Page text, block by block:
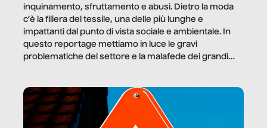
inquinamento, sfruttamento e abusi. Dietro la moda
c’è la filiera del tessile, una delle più lunghe e
impattanti dal punto di vista sociale e ambientale. In
questo reportage mettiamo in luce le gravi
problematiche del settore e la malafede dei grandi